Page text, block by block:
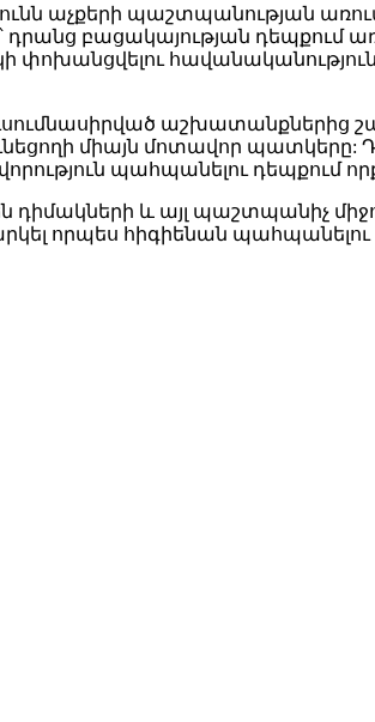
աչքերի պաշտպանության
դրանց բացակայության
հավանականությունն
միայն մոտավոր
պահպանելու դեպքում
դիմակների և այլ պաշտպանիչ
որպես հիգիենան